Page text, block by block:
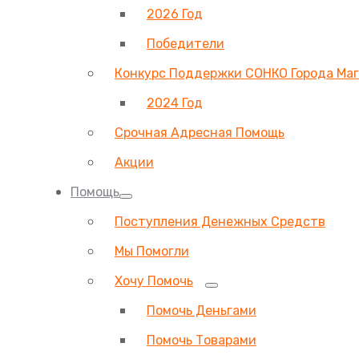
2026 Год
Победители
Конкурс Поддержки СОНКО Города
2024 Год
Срочная Адресная Помощь
Акции
Помощь
Поступления Денежных Средств
Мы Помогли
Хочу Помочь
Помочь Деньгами
Помочь Товарами